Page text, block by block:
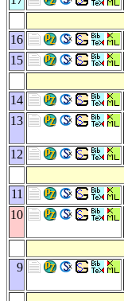
16
15
14
13
12
11
10
9